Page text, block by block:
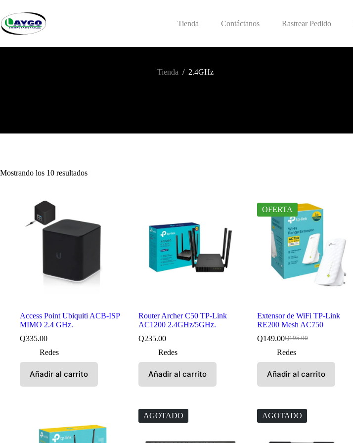
contenido
Tienda Contáctanos Rastrear Pedido
Tienda / 2.4GHz
Mostrando los 10 resultados
Access Point Ubiquiti ACB-ISP
MIMO 2.4 GHz.
Q335.00
Redes
Añadir al carrito
Router Archer C50 TP-Link
AC1200 2.4GHz/5GHz.
Q235.00
Redes
Añadir al carrito
OFERTA
Extensor de WiFi TP-Link
RE200 Mesh AC750
Q195.00
El
precio
original
era:
Q195.00.
Q149.00El
precio
actual
es:
Q149.00.
Redes
Añadir al carrito
AGOTADO AGOTADO